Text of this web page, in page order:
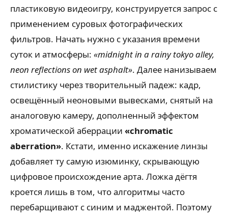
пластиковую видеоигру, конструируется запрос с
применением суровых фотографических
фильтров. Начать нужно с указания времени
суток и атмосферы: «midnight in a rainy tokyo alley,
neon reflections on wet asphalt». Далее нанизываем
стилистику через творительный падеж: кадр,
освещённый неоновыми вывесками, снятый на
аналоговую камеру, дополненный эффектом
хроматической аберрации «chromatic
aberration». Кстати, именно искажение линзы
добавляет ту самую изюминку, скрывающую
цифровое происхождение арта. Ложка дёгтя
кроется лишь в том, что алгоритмы часто
перебарщивают с синим и маджентой. Поэтому